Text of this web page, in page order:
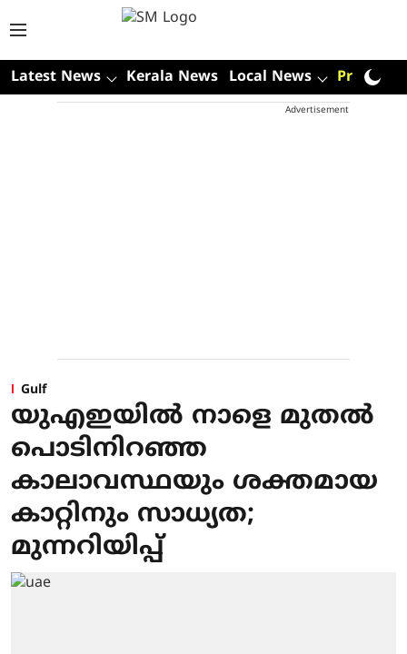
Latest News Kerala News Local News Premium
Advertisement
Gulf
യുഎഇയില്‍ നാളെ മുതല്‍
പൊടിനിറഞ്ഞ
കാലാവസ്ഥയും ശക്തമായ
കാറ്റിനും സാധ്യത;
മുന്നറിയിപ്പ്